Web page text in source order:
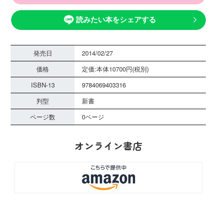
読みたい本をシェアする
発売日
2014/02/27
価格
定価:本体10700円(税別)
ISBN-13
9784069403316
判型
新書
ページ数
0ページ
オンライン書店